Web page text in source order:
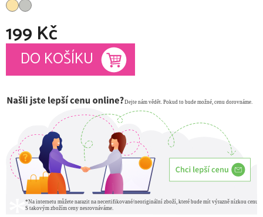
199 Kč
Měrná cena:
DO KOŠÍKU